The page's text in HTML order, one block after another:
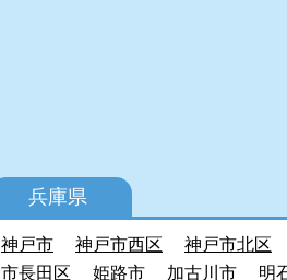
兵庫県
神戸市 神戸市西区 神戸市北区
市長田区
姫路市 加古川市 明